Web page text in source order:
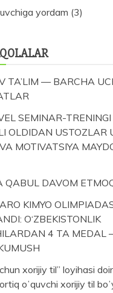
yordam (3)
TA’LIM — BARCHA
SEMINAR-TRENINGI
OLDIDAN USTOZLAR
MOTIVATSIYA
QABUL DAVOM
KIMYO
O‘ZBEKISTONLIK
4 TA MEDAL
xorijiy til” loyihasi
oʻquvchi xorijiy til